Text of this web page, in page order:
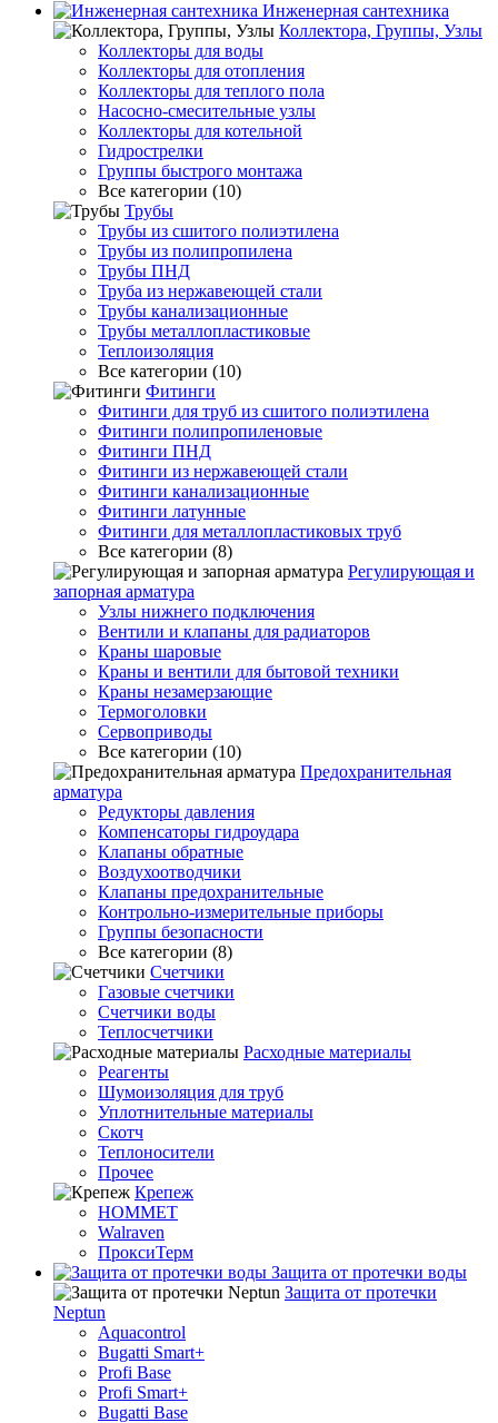
Инженерная сантехника
Коллектора, Группы, Узлы
Коллекторы для воды
Коллекторы для отопления
Коллекторы для теплого пола
Насосно-смесительные узлы
Коллекторы для котельной
Гидрострелки
Группы быстрого монтажа
Все категории (10)
Трубы
Трубы из сшитого полиэтилена
Трубы из полипропилена
Трубы ПНД
Труба из нержавеющей стали
Трубы канализационные
Трубы металлопластиковые
Теплоизоляция
Все категории (10)
Фитинги
Фитинги для труб из сшитого полиэтилена
Фитинги полипропиленовые
Фитинги ПНД
Фитинги из нержавеющей стали
Фитинги канализационные
Фитинги латунные
Фитинги для металлопластиковых труб
Все категории (8)
Регулирующая и
запорная арматура
Узлы нижнего подключения
Вентили и клапаны для радиаторов
Краны шаровые
Краны и вентили для бытовой техники
Краны незамерзающие
Термоголовки
Сервоприводы
Все категории (10)
Предохранительная
арматура
Редукторы давления
Компенсаторы гидроудара
Клапаны обратные
Воздухоотводчики
Клапаны предохранительные
Контрольно-измерительные приборы
Группы безопасности
Все категории (8)
Счетчики
Газовые счетчики
Счетчики воды
Теплосчетчики
Расходные материалы
Реагенты
Шумоизоляция для труб
Уплотнительные материалы
Скотч
Теплоносители
Прочее
Крепеж
HOMMET
Walraven
ПроксиТерм
Защита от протечки воды
Защита от протечки
Neptun
Aquacontrol
Bugatti Smart+
Profi Base
Profi Smart+
Bugatti Base